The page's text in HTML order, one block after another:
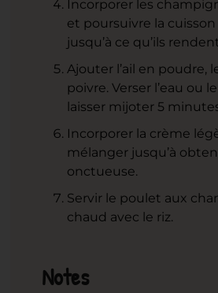
Incorporer les
et poursuivre la
jusqu’à ce qu’ils
Ajouter l’ail en poudre,
poivre. Verser l’eau ou
laisser mijoter 5
Incorporer la crème
mélanger jusqu’à
onctueuse.
Servir le poulet aux
chaud avec le riz.
Notes